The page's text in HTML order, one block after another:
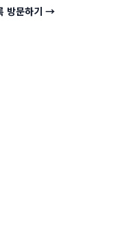
방문하기 →